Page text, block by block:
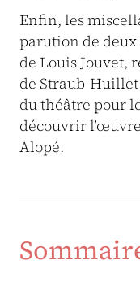
Enfin, les
parution de
de Louis Jouvet,
de Straub-Huillet
du théâtre pour
découvrir
Alopé.